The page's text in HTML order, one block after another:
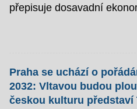
přepisuje dosavadní
monolog s takovým
studiu podrobně vysvětlil,
občany k dlouho
vlastně jednoduché:
Praha se uchází o
2032: Vltavou budou
českou kulturu představí